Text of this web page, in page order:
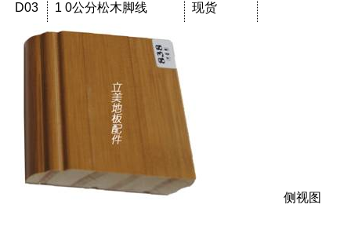
D03
1 0公分松木脚线 现货
侧视图